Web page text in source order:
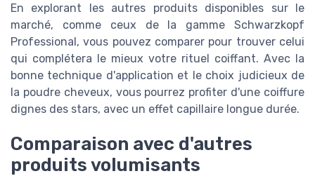
En explorant les autres produits disponibles sur le
marché, comme ceux de la gamme Schwarzkopf
Professional, vous pouvez comparer pour trouver celui
qui complétera le mieux votre rituel coiffant. Avec la
bonne technique d'application et le choix judicieux de
la poudre cheveux, vous pourrez profiter d'une coiffure
dignes des stars, avec un effet capillaire longue durée.
Comparaison avec d'autres
produits volumisants